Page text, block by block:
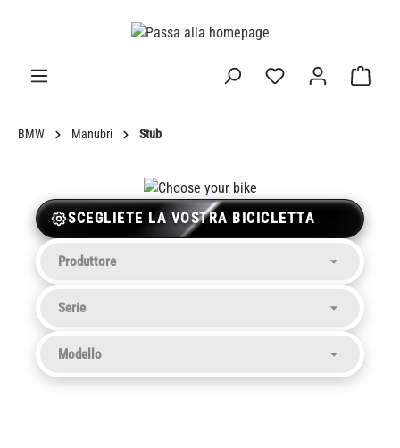
BMW Manubri Stub
SCEGLIETE LA VOSTRA BICICLETTA